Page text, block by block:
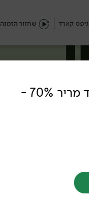
גיפט קארד שחזור הזמנה
מטבעות שוקולד מריר 70% -